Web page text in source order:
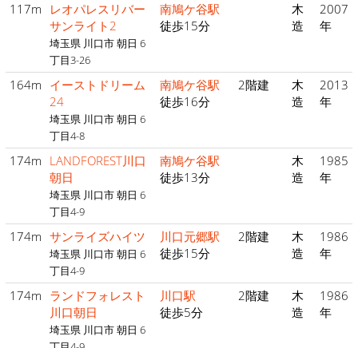
117m
レオパレスリバー
サンライト2
埼玉県 川口市 朝日 6
丁目3-26
南鳩ケ谷駅
徒歩15分
木
造
2007
年
164m イーストドリーム
24
埼玉県 川口市 朝日 6
丁目4-8
南鳩ケ谷駅
徒歩16分
2階建
木
造
2013
年
174m LANDFOREST川口
朝日
埼玉県 川口市 朝日 6
丁目4-9
南鳩ケ谷駅
徒歩13分
木
造
1985
年
174m サンライズハイツ
埼玉県 川口市 朝日 6
丁目4-9
川口元郷駅
徒歩15分
2階建
木
造
1986
年
174m ランドフォレスト
川口朝日
埼玉県 川口市 朝日 6
川口駅
徒歩5分
2階建
木
造
1986
年